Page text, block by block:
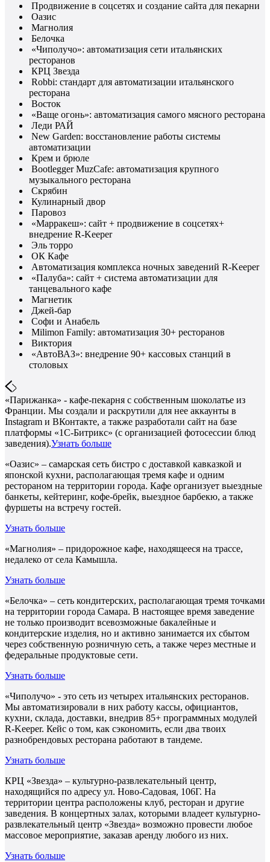
Продвижение в соцсетях и создание сайта для пекарни
Оазис
Магнолия
Белочка
«Чиполучо»: автоматизация сети итальянских
ресторанов
КРЦ Звезда
Robbi: стандарт для автоматизации итальянского
ресторана
Восток
«Ваще огонь»: автоматизация самого мясного ресторана
Леди РАЙ
New Garden: восстановление работы системы
автоматизации
Крем и брюле
Bootlegger MuzCafe: автоматизация крупного
музыкального ресторана
Скрябин
Кулинарный двор
Паровоз
«Марракеш»: сайт + продвижение в соцсетях+
внедрение R-Keeper
Эль торро
ОК Кафе
Автоматизация комплекса ночных заведений R-Keeper
«Палуба»: сайт + система автоматизации для
танцевального кафе
Магнетик
Джей-бар
Софи и Анабель
Milimon Family: автоматизация 30+ ресторанов
Виктория
«АвтоВАЗ»: внедрение 90+ кассовых станций в
столовых
«Парижанка» - кафе-пекарня с собственным шоколатье из
Франции. Мы создали и раскрутили для нее аккаунты в
Instagram и ВКонтакте, а также разработали сайт на базе
платформы «1С-Битрикс» (с организацией фотосессии блюд
заведения).Узнать больше
«Оазис» – самарская сеть бистро с доставкой кавказкой и
японской кухни, располагающая тремя кафе и одним
рестораном на территории города. Кафе организует выездные
банкеты, кейтеринг, кофе-брейк, выездное барбекю, а также
фуршеты на встречу гостей.
Узнать больше
«Магнолия» – придорожное кафе, находящееся на трассе,
недалеко от села Камышла.
Узнать больше
«Белочка» – сеть кондитерских, располагающая тремя точками
на территории города Самара. В настоящее время заведение
не только производит всевозможные бакалейные и
кондитерские изделия, но и активно занимается их сбытом
через собственную розничную сеть, а также через местные и
федеральные продуктовые сети.
Узнать больше
«Чиполучо» - это сеть из четырех итальянских ресторанов.
Мы автоматизировали в них работу кассы, официантов,
кухни, склада, доставки, внедрив 85+ программных модулей
R-Keeper. Кейс о том, как сэкономить, если два твоих
разнобрендовых ресторана работают в тандеме.
Узнать больше
КРЦ «Звезда» – культурно-развлекательный центр,
находящийся по адресу ул. Ново-Садовая, 106Г. На
территории центра расположены клуб, ресторан и другие
заведения. В концертных залах, которыми владеет культурно-
развлекательный центр «Звезда» возможно провести любое
массовое мероприятие, заказав аренду любого из них.
Узнать больше